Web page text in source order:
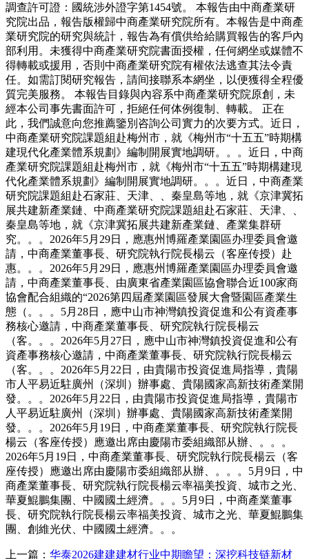
調查許可證：國統涉外證字第1454號。 本報告由中商產業研
究院出品，報告版權歸中商產業研究院所有。本報告是中商產
業研究院的研究與統計，報告為有償供给給購買報告的客戶內
部利用。未獲得中商產業研究院書面授權，任何網坐或媒體不
得轉載或援用，否則中商產業研究院有權依法逃查其法令責
任。如需訂閱研究報告，請间接聯系本網坐，以便獲得全程優
質完美服務。 本報告目錄與內容系中商產業研究院原創，未
經本公司事先書面許可，拒絕任何体例復制、轉載。 正在
此，我們誠意向您推薦鑒別咨詢公司實力的次要方式。近日，
中商產業研究院課題組赴梅州市，就《梅州市“十五五”時期構
建現代化產業體系規劃》編制開展實地調研。。。近日，中商
產業研究院課題組赴梅州市，就《梅州市“十五五”時期構建現
代化產業體系規劃》編制開展實地調研。。。近日，中商產業
研究院課題組赴石家莊、天津、、秦皇島等地，就《京津冀拓
展共建新產業鏈、中商產業研究院課題組赴石家莊、天津、、
秦皇島等地，就《京津冀拓展共建新產業鏈、產業集群研
究。。。2026年5月29日，應惠州博羅產業園區办理委員會邀
請，中商產業董事長、研究院執行院長楊云（客座传授）赴
惠。。。2026年5月29日，應惠州博羅產業園區办理委員會邀
請，中商產業董事長、由廣東省產業園區協會聯合近100家商
協會配合組織的“2026第四屆產業園區發展大會暨園區產業生
態（。。。5月28日，應中山市神灣鎮投資促進和公有資產事
務核心邀請，中商產業董事長、研究院執行院長楊云
（客。。。2026年5月27日，應中山市神灣鎮投資促進和公有
資產事務核心邀請，中商產業董事長、研究院執行院長楊云
（客。。。2026年5月22日，由貴陽市投資促進局指導，貴陽
市人平易近駐廣州（深圳）辦事處、貴陽國家高新技術產業開
發。。。2026年5月22日，由貴陽市投資促進局指導，貴陽市
人平易近駐廣州（深圳）辦事處、貴陽國家高新技術產業開
發。。。2026年5月19日，中商產業董事長、研究院執行院長
楊云（客座传授）應邀出席由慶陽市委組織部从辦、。。。
2026年5月19日，中商產業董事長、研究院執行院長楊云（客
座传授）應邀出席由慶陽市委組織部从辦、。。。5月9日，中
商產業董事長、研究院執行院長楊云率福美投資、城市之光、
華夏鯤鵬集團、中國國土經濟。。。5月9日，中商產業董事
長、研究院執行院長楊云率福美投資、城市之光、華夏鯤鵬集
團、創維光伏、中國國土經濟。。。
上一篇： 华泰2026建建建材行业中期瞻望：深挖科技链新材